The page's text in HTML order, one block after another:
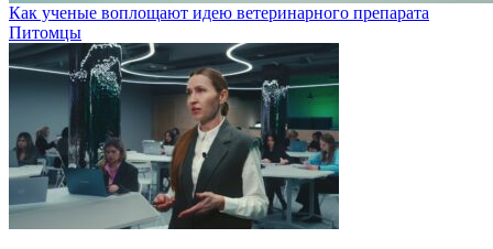
Как ученые воплощают идею ветеринарного препарата
Питомцы